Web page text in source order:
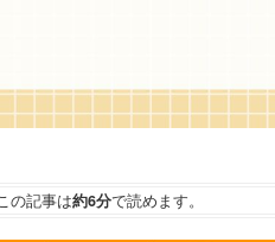
この記事は約6分で読めます。